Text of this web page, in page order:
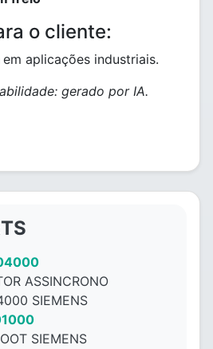
o cliente:
aplicações industriais.
gerado por IA.
ASSINCRONO
SIEMENS
SIEMENS